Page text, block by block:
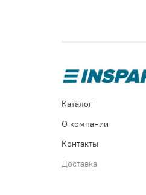
Каталог
О компании
Контакты
Доставка